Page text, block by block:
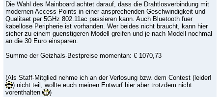
Die Wahl des Mainboard achtet darauf, dass die Drahtlosverbindung mit
modernen Access Points in einer ansprechenden Geschwindigkeit und
Qualitaet per 5GHz 802.11ac passieren kann. Auch Bluetooth fuer
kabellose Peripherie ist vorhanden. Wer beides nicht braucht, kann hier
sicher zu einem guenstigeren Modell greifen und je nach Modell nochmal
an die 30 Euro einsparen.
Summe der Geizhals-Bestpreise momentan: € 1070,73
(Als Staff-Mitglied nehme ich an der Verlosung bzw. dem Contest (leider!
) nicht teil, wollte euch meinen Entwurf hier aber trotzdem nicht
vorenthalten
)